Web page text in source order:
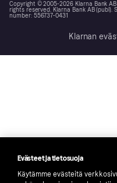
Copyright © 2005-2026 Klarna Bank
rights reserved. Klarna Bank AB (publ).
number: 556737-0431
Klarnan
Evästeet ja tietosuoja
Käytämme evästeitä